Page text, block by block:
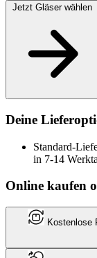
Deine
Standard-
in 7-14
Online kaufen
Kostenlose